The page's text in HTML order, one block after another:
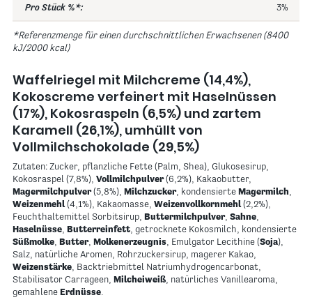
3%
*Referenzmenge für einen durchschnittlichen Erwachsenen (8400
kJ/2000 kcal)
Waffelriegel mit Milchcreme (14,4%),
Kokoscreme verfeinert mit Haselnüssen
(17%), Kokosraspeln (6,5%) und zartem
Karamell (26,1%), umhüllt von
Vollmilchschokolade (29,5%)
Zutaten: Zucker, pflanzliche Fette (Palm, Shea), Glukosesirup,
Kokosraspel (7,8%), Vollmilchpulver(6,2%), Kakaobutter,
Magermilchpulver(5,8%), Milchzucker, kondensierte Magermilch,
Weizenmehl(4,1%), Kakaomasse, Weizenvollkornmehl(2,2%),
Feuchthaltemittel Sorbitsirup, Buttermilchpulver, Sahne,
Haselnüsse, Butterreinfett, getrocknete Kokosmilch, kondensierte
Süßmolke, Butter, Molkenerzeugnis, Emulgator Lecithine (Soja),
Salz, natürliche Aromen, Rohrzuckersirup, magerer Kakao,
Weizenstärke, Backtriebmittel Natriumhydrogencarbonat,
Stabilisator Carrageen, Milcheiweiß, natürliches Vanillearoma,
gemahlene Erdnüsse.